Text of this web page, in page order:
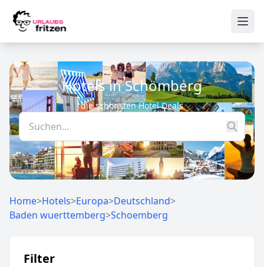
Hotels in Schömberg
die schönsten Hotel Deals
Home>Hotels>Europa>Deutschland>
Baden wuerttemberg>Schoemberg
Filter